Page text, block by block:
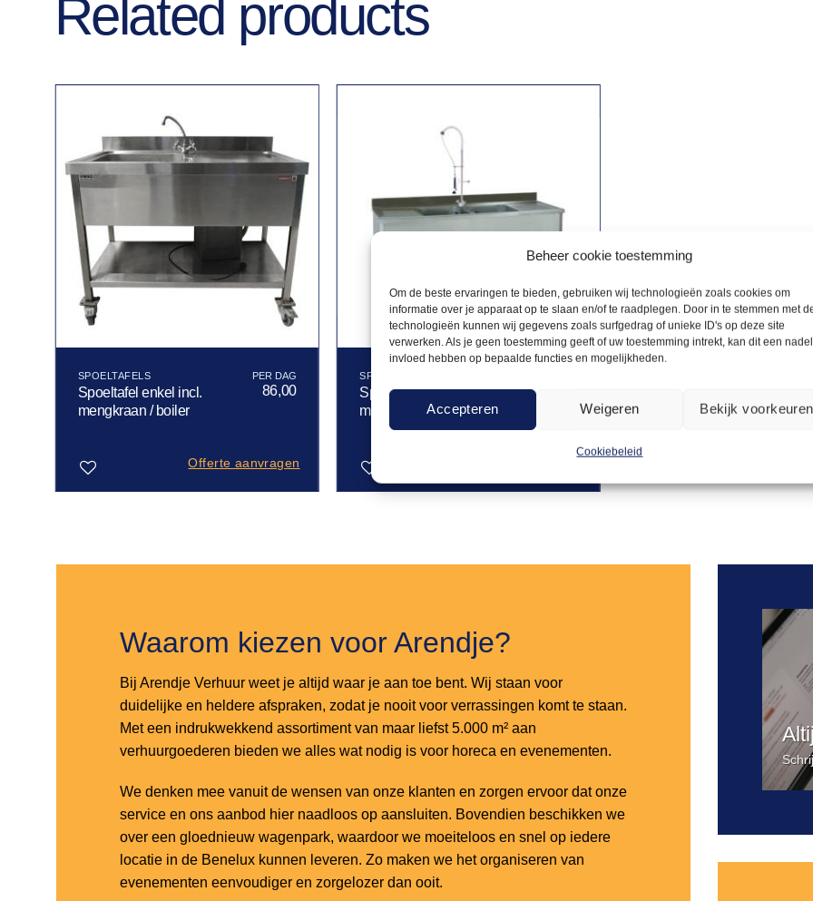
Beheer cookie toestemming
Om de beste ervaringen te bieden, gebruiken wij technologieën zoals cookies om
informatie over je apparaat op te slaan en/of te raadplegen. Door in te stemmen met
technologieën kunnen wij gegevens zoals surfgedrag of unieke ID's op deze site
verwerken. Als je geen toestemming geeft of uw toestemming intrekt, kan dit een
invloed hebben op bepaalde functies en mogelijkheden.
Accepteren Weigeren Bekijk voorkeuren
Cookiebeleid
Related products
SPOELTAFELS
Spoeltafel enkel incl.
mengkraan / boiler
86,00
Offerte aanvragen
SPOELTAFELS
Spoeltafel dubbel incl.
mengkraan / boiler
111,00
Waarom kiezen voor Arendje?
Bij Arendje Verhuur weet je altijd waar je aan toe bent. Wij staan voor
duidelijke en heldere afspraken, zodat je nooit voor verrassingen komt te staan.
Met een indrukwekkend assortiment van maar liefst 5.000 m² aan
verhuurgoederen bieden we alles wat nodig is voor horeca en evenementen.
We denken mee vanuit de wensen van onze klanten en zorgen ervoor dat onze
service en ons aanbod hier naadloos op aansluiten. Bovendien beschikken we
over een gloednieuw wagenpark, waardoor we moeiteloos en snel op iedere
locatie in de Benelux kunnen leveren. Zo maken we het organiseren van
evenementen eenvoudiger en zorgelozer dan ooit.